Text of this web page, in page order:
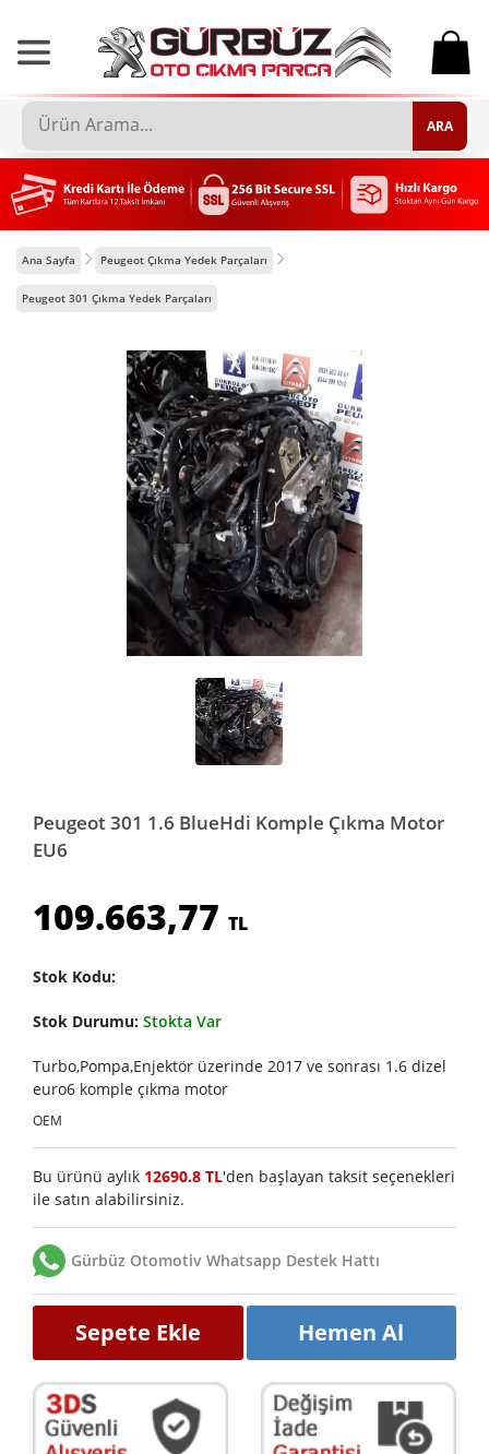
0
ARA
Ana Sayfa Peugeot Çıkma Yedek Parçaları
Peugeot 301 Çıkma Yedek Parçaları
Peugeot 301 1.6 BlueHdi Komple Çıkma Motor
EU6
109.663,77 TL
Stok Kodu:
Stok Durumu: Stokta Var
Turbo,Pompa,Enjektör üzerinde 2017 ve sonrası 1.6 dizel
euro6 komple çıkma motor
OEM
Bu ürünü aylık 12690.8 TL'den başlayan taksit seçenekleri
ile satın alabilirsiniz.
Gürbüz Otomotiv Whatsapp Destek Hattı
Sepete Ekle Hemen Al